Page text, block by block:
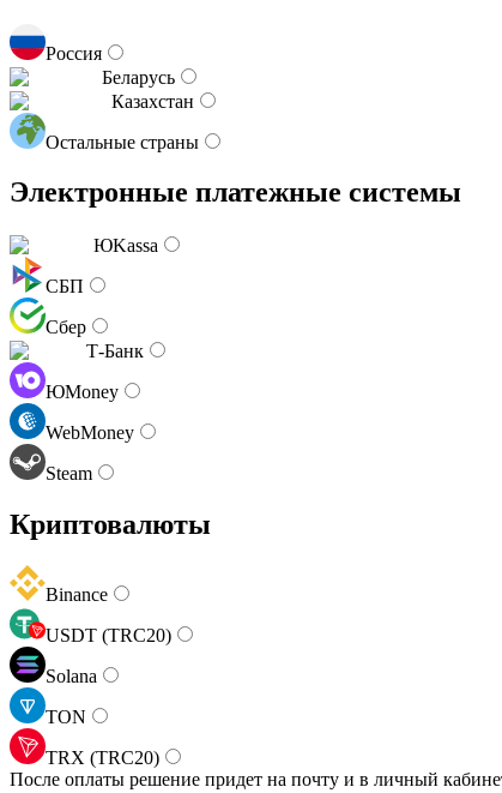
Россия
Беларусь
Казахстан
Остальные страны
Электронные платежные системы
ЮKassa
СБП
Сбер
Т-Банк
ЮMoney
WebMoney
Steam
Криптовалюты
Binance
USDT (TRC20)
Solana
TON
TRX (TRC20)
После оплаты решение придет на почту и в личный